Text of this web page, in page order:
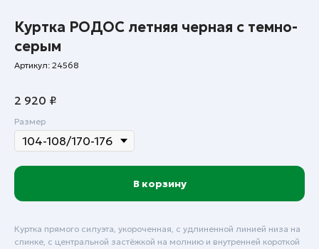
Куртка РОДОС летняя черная с темно-
серым
Артикул: 24568
2 920 ₽
Размер
В корзину
Куртка прямого силуэта, укороченная, с удлиненной линией низа на
спинке, с центральной застёжкой на молнию и внутренней короткой